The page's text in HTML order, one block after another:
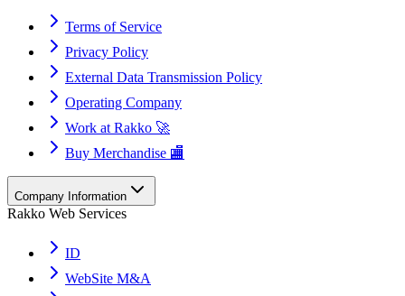
Terms of Service
Privacy Policy
External Data Transmission Policy
Operating Company
Work at Rakko 🚀
Buy Merchandise 🏬
Company Information
Rakko Web Services
ID
WebSite M&A